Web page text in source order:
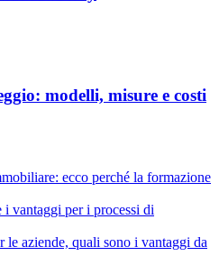
modelli, misure e costi
ecco perché la formazione
i vantaggi per i processi di
le aziende, quali sono i vantaggi da